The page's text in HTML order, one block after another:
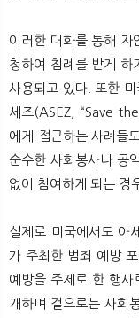
이러한 대화를 통해 자
청하여 침례를 받게 하
사용되고 있다. 또한
세즈(ASEZ, “Save
에게 접근하는 사례들
순수한 사회봉사나 공
없이 참여하게 되는 경
실제로 미국에서도 아
가 주최한 범죄 예방
예방을 주제로 한 행
개하며 겉으로는 사회